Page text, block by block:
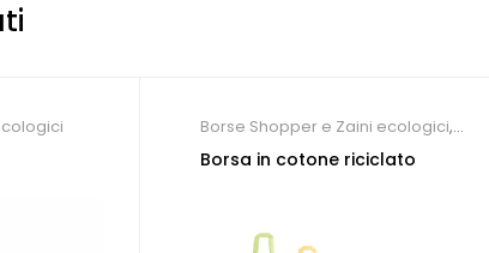
Borse Shopper e Zaini ecologici,
Shopper personalizzate
Borsa in cotone riciclato